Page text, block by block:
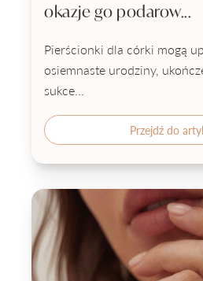
okazje go podarow...
Pierścionki dla córki mogą
osiemnaste urodziny,
sukce...
Przejdź do